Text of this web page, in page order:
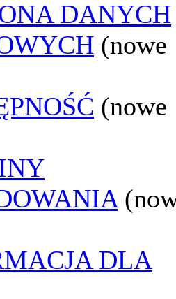
DANYCH
(nowe
(nowe
DLA